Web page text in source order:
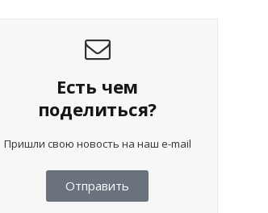
Есть чем
поделиться?
Пришли свою новость на наш e-mail
Отправить